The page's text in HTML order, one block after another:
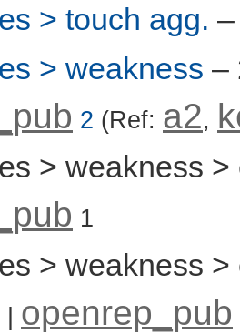
> touch agg.
> weakness –
2 (Ref: a2,
> weakness >
1
> weakness >
| openrep_pub